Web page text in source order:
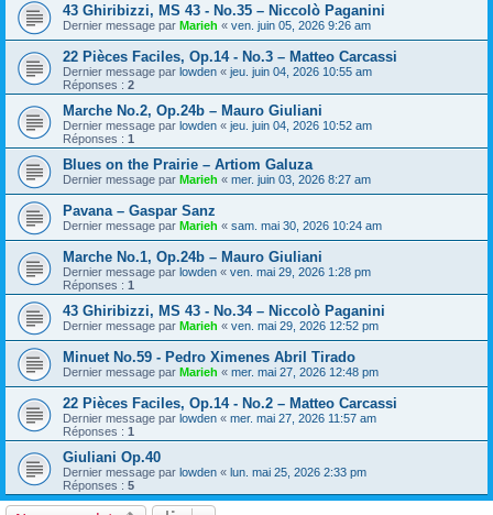
43 Ghiribizzi, MS 43 - No.35 – Niccolò Paganini
Dernier message par Marieh « ven. juin 05, 2026 9:26 am
22 Pièces Faciles, Op.14 - No.3 – Matteo Carcassi
Dernier message par lowden « jeu. juin 04, 2026 10:55 am
Réponses : 2
Marche No.2, Op.24b – Mauro Giuliani
Dernier message par lowden « jeu. juin 04, 2026 10:52 am
Réponses : 1
Blues on the Prairie – Artiom Galuza
Dernier message par Marieh « mer. juin 03, 2026 8:27 am
Pavana – Gaspar Sanz
Dernier message par Marieh « sam. mai 30, 2026 10:24 am
Marche No.1, Op.24b – Mauro Giuliani
Dernier message par lowden « ven. mai 29, 2026 1:28 pm
Réponses : 1
43 Ghiribizzi, MS 43 - No.34 – Niccolò Paganini
Dernier message par Marieh « ven. mai 29, 2026 12:52 pm
Minuet No.59 - Pedro Ximenes Abril Tirado
Dernier message par Marieh « mer. mai 27, 2026 12:48 pm
22 Pièces Faciles, Op.14 - No.2 – Matteo Carcassi
Dernier message par lowden « mer. mai 27, 2026 11:57 am
Réponses : 1
Giuliani Op.40
Dernier message par lowden « lun. mai 25, 2026 2:33 pm
Réponses : 5